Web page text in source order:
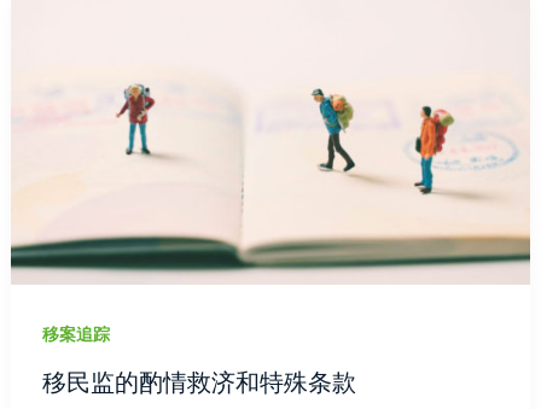
移案追踪
移民监的酌情救济和特殊条款